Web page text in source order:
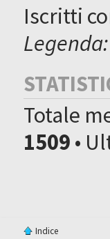
Iscritti
Legenda:
Totale
1509•
Indice